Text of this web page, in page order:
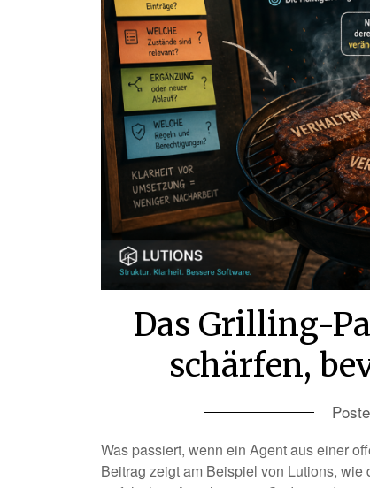
Das Grilling-
schärfen,
Was passiert, wenn ein Agent aus einer
Beitrag zeigt am Beispiel von Lutions,